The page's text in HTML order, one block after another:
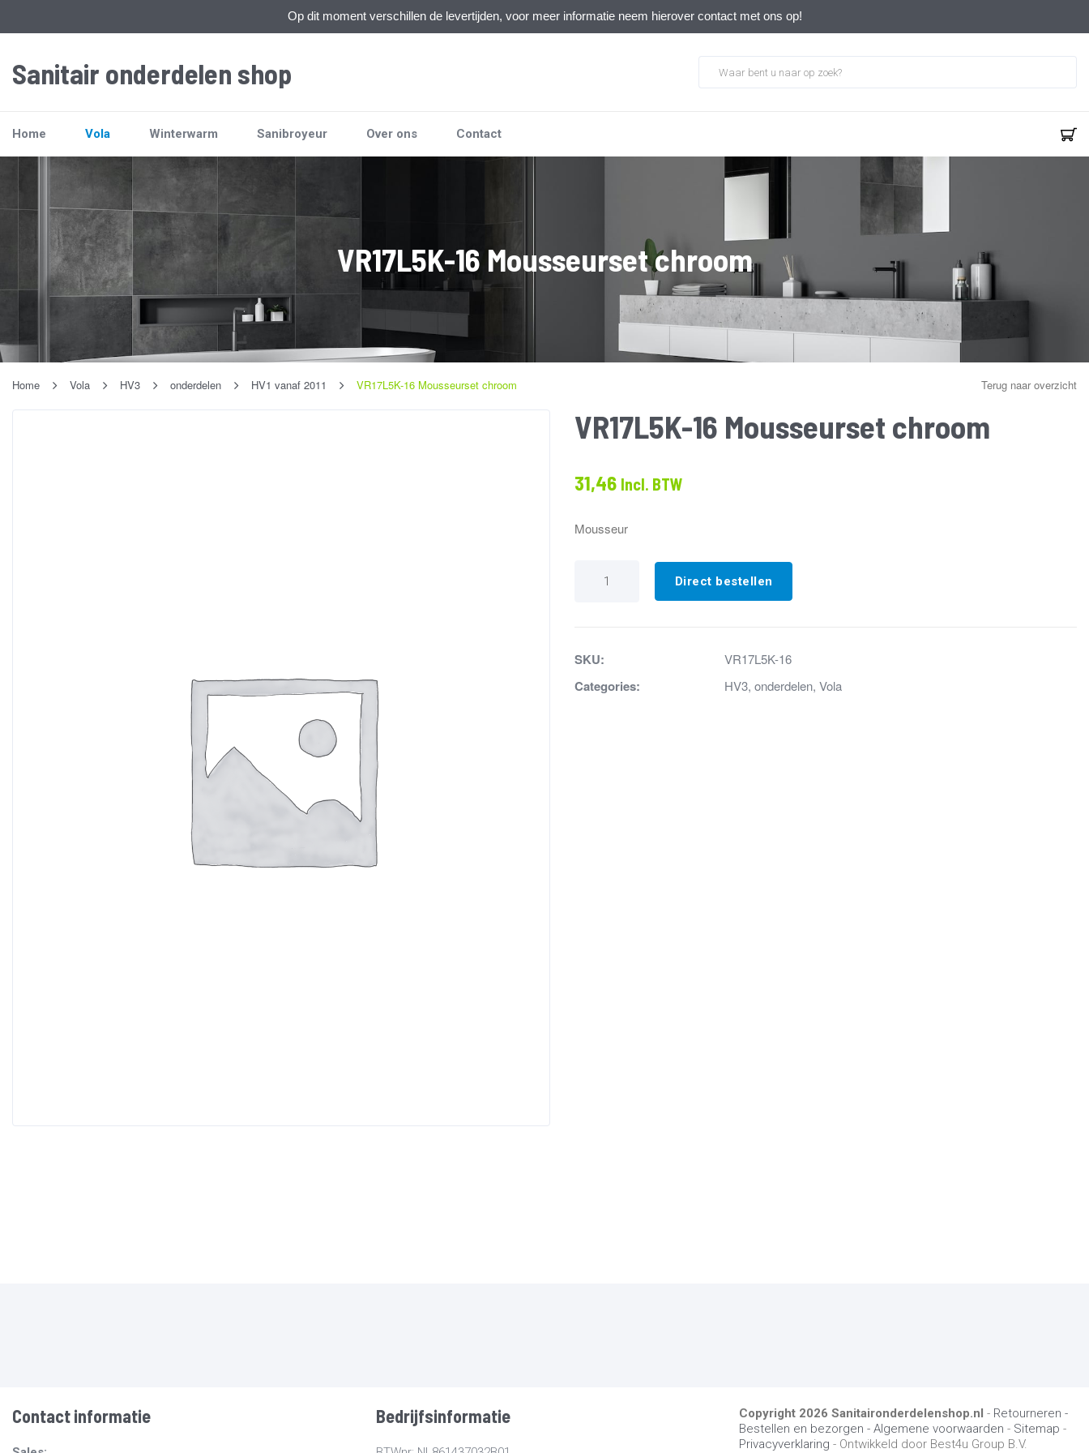
Op dit moment verschillen de levertijden, voor meer informatie neem hierover contact met ons op!
Sanitair onderdelen shop
Home Vola Winterwarm Sanibroyeur Over ons Contact
VR17L5K-16 Mousseurset chroom
Home Vola HV3 onderdelen HV1 vanaf 2011 VR17L5K-16 Mousseurset chroom Terug naar overzicht
VR17L5K-16 Mousseurset chroom
31,46 Incl. BTW
Mousseur
Direct bestellen
SKU: VR17L5K-16
Categories: HV3,onderdelen,Vola
Contact informatie Bedrijfsinformatie Copyright 2026 Sanitaironderdelenshop.nl - Retourneren -
Bestellen en bezorgen -Algemene voorwaarden - Sitemap -
Privacyverklaring - Ontwikkeld door Best4u Group B.V.